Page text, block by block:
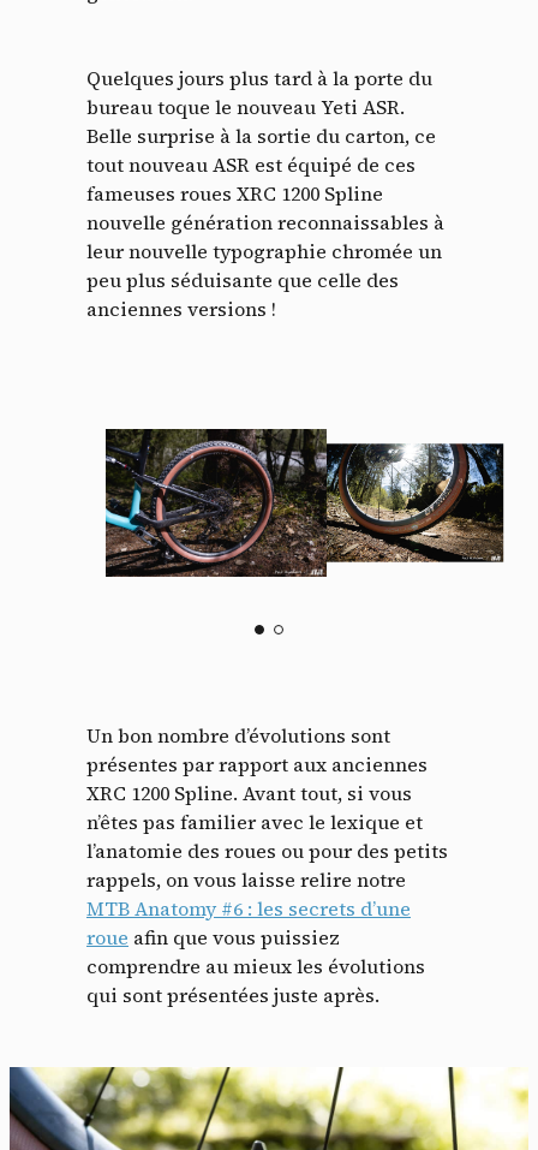
Quelques jours plus tard à la porte du
bureau toque le nouveau Yeti ASR.
Belle surprise à la sortie du carton, ce
tout nouveau ASR est équipé de ces
fameuses roues XRC 1200 Spline
nouvelle génération reconnaissables à
leur nouvelle typographie chromée un
peu plus séduisante que celle des
anciennes versions !
Un bon nombre d’évolutions sont
présentes par rapport aux anciennes
XRC 1200 Spline. Avant tout, si vous
n’êtes pas familier avec le lexique et
l’anatomie des roues ou pour des petits
rappels, on vous laisse relire notre
MTB Anatomy #6 : les secrets d’une
roue afin que vous puissiez
comprendre au mieux les évolutions
qui sont présentées juste après.